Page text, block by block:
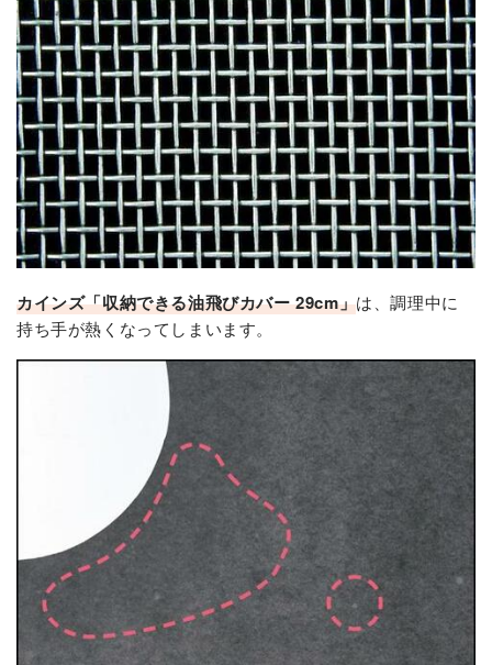
カインズ「収納できる油飛びカバー 29cm」は、調理中に
持ち手が熱くなってしまいます。